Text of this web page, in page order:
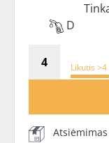
D
Likutis >4